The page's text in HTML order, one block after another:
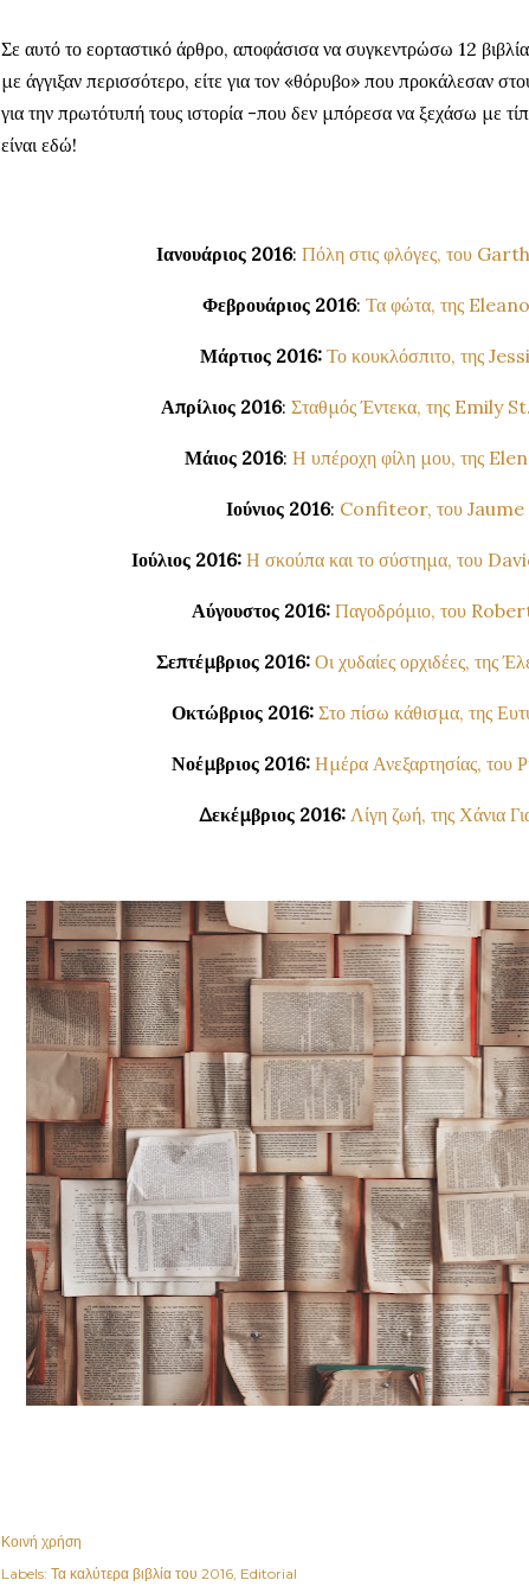
Σε αυτό το εορταστικό άρθρο, αποφάσισα να συγκεντρώσω 12
με άγγιξαν περισσότερο, είτε για τον «θόρυβο» που προκάλεσαν
για την πρωτότυπή τους ιστορία -που δεν μπόρεσα να ξεχάσω με
είναι εδώ!
Ιανουάριος 2016: Πόλη στις φλόγες, του
Φεβρουάριος 2016: Τα φώτα, της
Μάρτιος 2016: Το κουκλόσπιτο, της
Απρίλιος 2016: Σταθμός Έντεκα, της Emily
Μάιος 2016: Η υπέροχη φίλη μου, της
Ιούνιος 2016: Confiteor, του
Ιούλιος 2016: Η σκούπα και το σύστημα, του
Αύγουστος 2016: Παγοδρόμιο, του
Σεπτέμβριος 2016: Οι χυδαίες ορχιδέες, της
Οκτώβριος 2016: Στο πίσω κάθισμα, της
Νοέμβριος 2016: Ημέρα Ανεξαρτησίας, του
Δεκέμβριος 2016: Λίγη ζωή, της Χάνια
Κοινή χρήση
Labels: Τα καλύτερα βιβλία του 2016 Editorial